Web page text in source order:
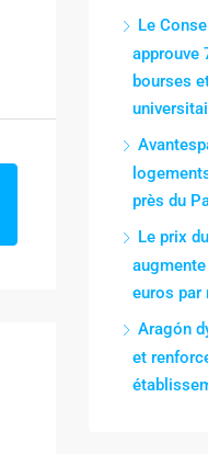
Le
approuve
bourses
près du
Le prix
euros par
Aragón
et